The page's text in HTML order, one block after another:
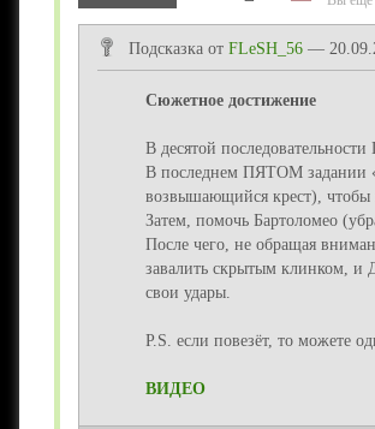
Подсказка от FLeSH_56 —
Сюжетное достижение
В десятой
В последнем ПЯТОМ задании
возвышающийся крест), чтобы
Затем, помочь Бартоломео
После чего, не обращая
завалить скрытым клинком, и
свои удары.
P.S. если повезёт, то можете
ВИДЕО